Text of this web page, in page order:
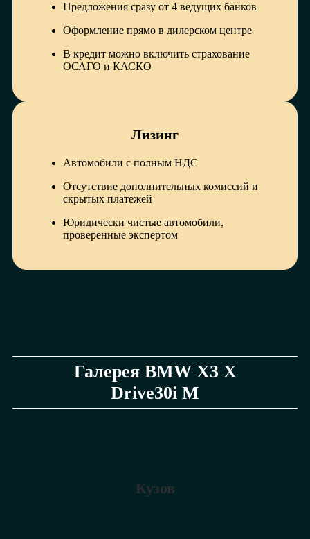
Предложения сразу от 4 ведущих банков
Оформление прямо в дилерском центре
В кредит можно включить страхование
ОСАГО и КАСКО
Лизинг
Автомобили с полным НДС
Отсутствие дополнительных комиссий и
скрытых платежей
Юридически чистые автомобили,
проверенные экспертом
Галерея BMW X3 X
Drive30i M
Кузов